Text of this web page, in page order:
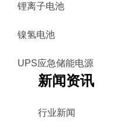
锂离子电池
镍氢电池
UPS应急储能电源
新闻资讯
行业新闻